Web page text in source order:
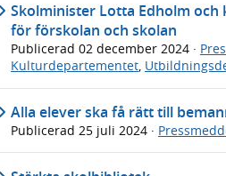
Skolminister Lotta Edholm
för förskolan och skolan
Publicerad 02 december 2024 ·
Kulturdepartementet,
Alla elever ska få rätt till
Publicerad 25 juli 2024 ·